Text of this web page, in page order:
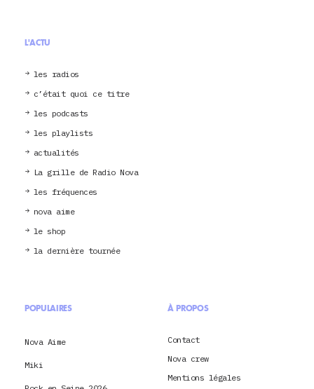
L'ACTU
les radios
c’était quoi ce titre
les podcasts
les playlists
actualités
La grille de Radio Nova
les fréquences
nova aime
le shop
la dernière tournée
POPULAIRES
Nova Aime
Miki
À PROPOS
Contact
Nova crew
Mentions légales